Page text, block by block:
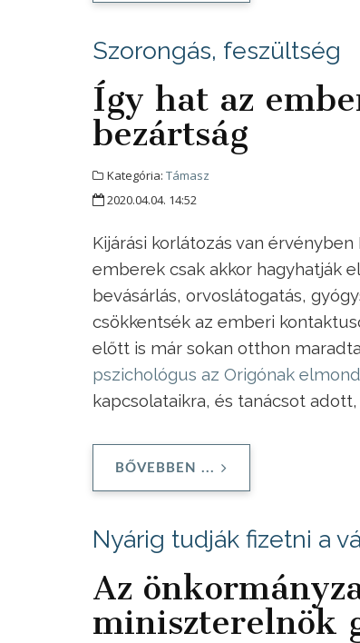
Szorongás, feszültség
Így hat az
bezártság
Kategória: Támasz
2020.04.04. 14:52
Kijárási korlátozás van
emberek csak akkor hagyhatják
bevásárlás, orvoslátogatás,
csökkentsék az emberi
előtt is már sokan otthon
pszichológus az Origónak
kapcsolataikra, és tanácsot
BŐVEBBEN ...
Nyárig tudják fizetni a
Az
miniszterelnök